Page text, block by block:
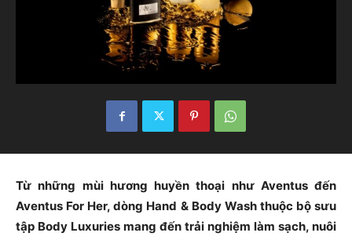
Từ những mùi hương huyền thoại như Aventus đến
Aventus For Her, dòng Hand & Body Wash thuộc bộ sưu
tập Body Luxuries mang đến trải nghiệm làm sạch, nuôi